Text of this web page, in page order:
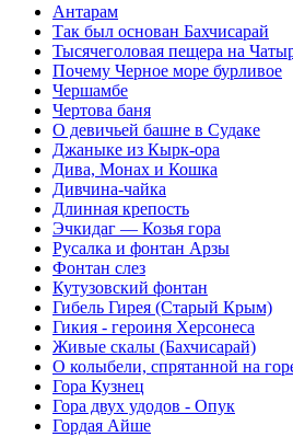
Антарам
Так был основан Бахчисарай
Тысячеголовая пещера на
Почему Черное море бурливое
Чершамбе
Чертова баня
О девичьей башне в Судаке
Джаныке из Кырк-ора
Дива, Монах и Кошка
Дивчина-чайка
Длинная крепость
Эчкидаг — Козья гора
Русалка и фонтан Арзы
Фонтан слез
Кутузовский фонтан
Гибель Гирея (Старый Крым)
Гикия - героиня Херсонеса
Живые скалы (Бахчисарай)
О колыбели, спрятанной на
Гора Кузнец
Гора двух удодов - Опук
Гордая Айше